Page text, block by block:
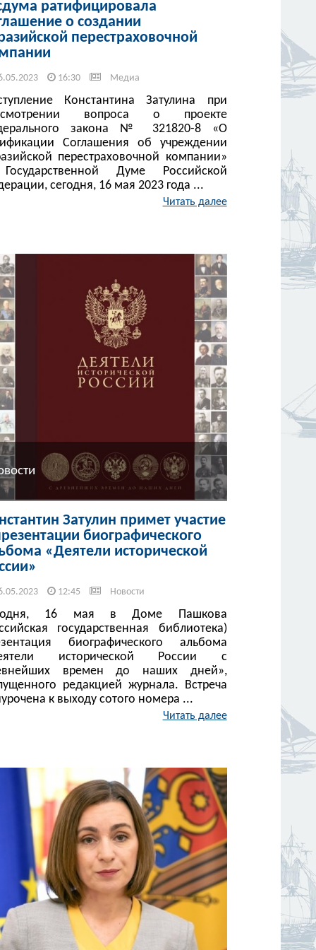
ратифицировала
о создании
перестраховочной
16:30 Медиа
Константина Затулина при
вопроса о проекте
закона № 321820-8 «О
Соглашения об учреждении
перестраховочной компании»
Думе Российской
сегодня, 16 мая 2023 года ...
Читать далее
Затулин примет участие
биографического
«Деятели исторической
12:45 Новости
16 мая в Доме Пашкова
государственная библиотека)
биографического альбома
исторической России с
времен до наших дней»,
редакцией журнала. Встреча
к выходу сотого номера ...
Читать далее